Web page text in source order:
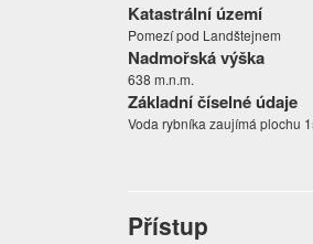
Katastrální území
Pomezí pod Landštejnem
Nadmořská výška
638 m.n.m.
Základní číselné údaje
Voda rybníka zaujímá plochu
Přístup